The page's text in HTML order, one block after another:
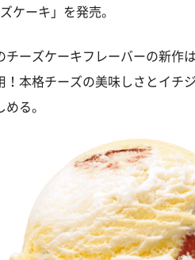
ケーキ」を発売。
チーズケーキフレーバーの新作
！本格チーズの美味しさとイチ
る。